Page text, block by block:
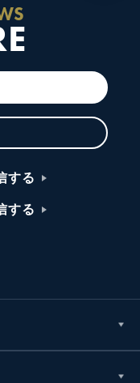
する
する